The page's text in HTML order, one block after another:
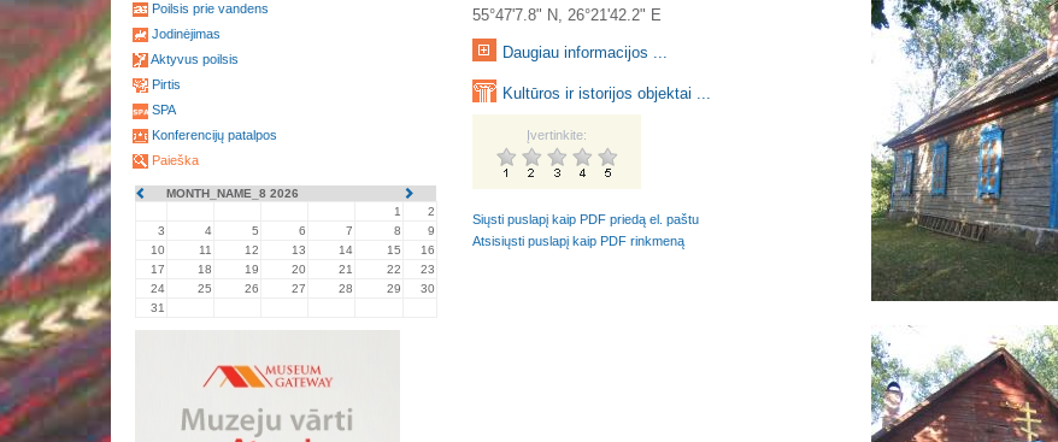
Poilsis prie vandens
Jodinėjimas
Aktyvus poilsis
Pirtis
SPA
Konferencijų patalpos
Paieška
MONTH_NAME_8 2026
1
2
3
4 5 6 7 8
9
10
11 12 13 14 15
16
17
18 19 20 21 22
23
24
25 26 27 28 29
30
31
55°47'7.8" N, 26°21'42.2" E
Daugiau informacijos ...
Kultūros ir istorijos objektai ...
Įvertinkite:
Siųsti puslapį kaip PDF priedą el. paštu
Atsisiųsti puslapį kaip PDF rinkmeną